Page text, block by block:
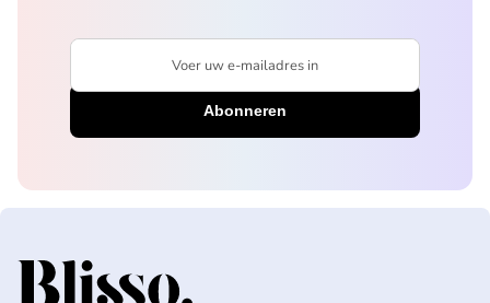
Voer uw e-mailadres in
Home